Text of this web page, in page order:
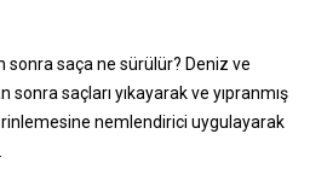
sonra saça ne sürülür? Deniz ve
sonra saçları yıkayarak ve yıpranmış
nemlendirici uygulayarak